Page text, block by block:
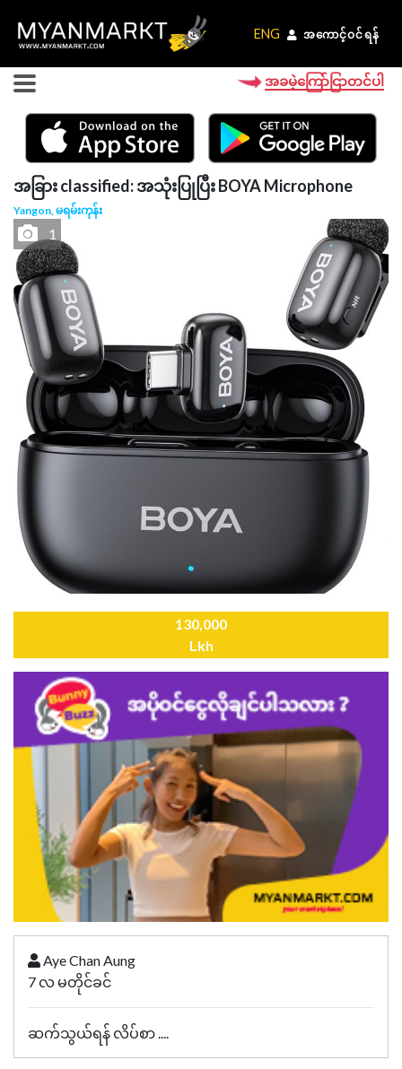
ENG အကောင့်ဝင်ရန်
ENG အကောင့်ဝင်ရန်
အခမဲ့ကြော်ငြာတင်ပါ
အခြား classified: အသုံးပြုပြီး BOYA Microphone
Yangon, မရမ်းကုန်း
1
130,000
Lkh
Aye Chan Aung
7 လ မတိုင်ခင်
ဆက်သွယ်ရန် လိပ်စာ ....